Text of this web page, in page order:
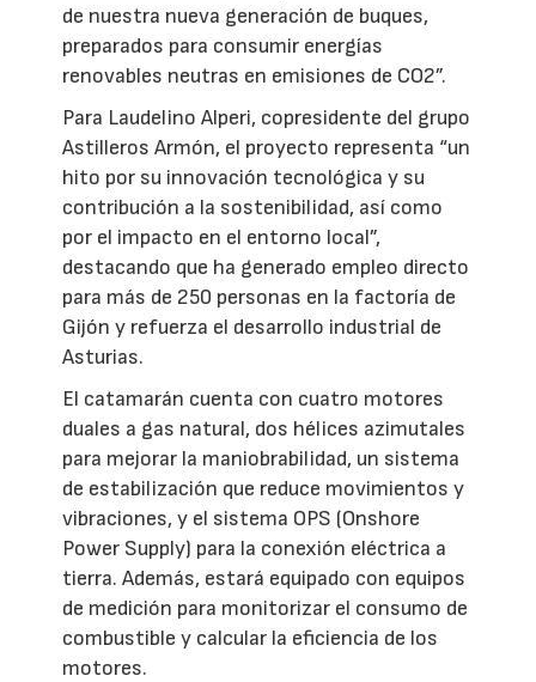
de nuestra nueva generación de buques,
preparados para consumir energías
renovables neutras en emisiones de CO2”.
Para Laudelino Alperi, copresidente del grupo
Astilleros Armón, el proyecto representa “un
hito por su innovación tecnológica y su
contribución a la sostenibilidad, así como
por el impacto en el entorno local”,
destacando que ha generado empleo directo
para más de 250 personas en la factoría de
Gijón y refuerza el desarrollo industrial de
Asturias.
El catamarán cuenta con cuatro motores
duales a gas natural, dos hélices azimutales
para mejorar la maniobrabilidad, un sistema
de estabilización que reduce movimientos y
vibraciones, y el sistema OPS (Onshore
Power Supply) para la conexión eléctrica a
tierra. Además, estará equipado con equipos
de medición para monitorizar el consumo de
combustible y calcular la eficiencia de los
motores.